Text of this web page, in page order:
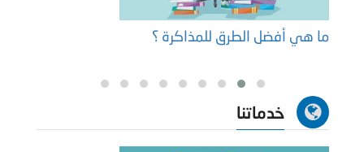
ما هي أفضل الطرق للمذاكرة ؟
خدماتنا